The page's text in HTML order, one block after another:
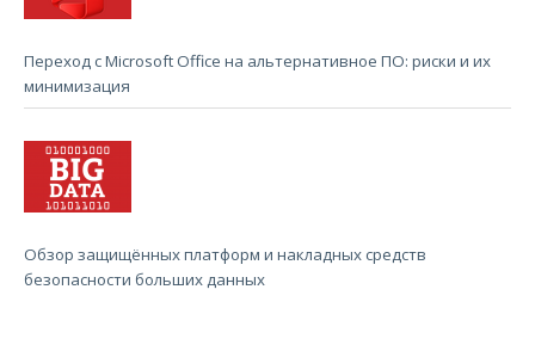
Переход с Microsoft Office на альтернативное ПО: риски и их
минимизация
Обзор защищённых платформ и накладных средств
безопасности больших данных